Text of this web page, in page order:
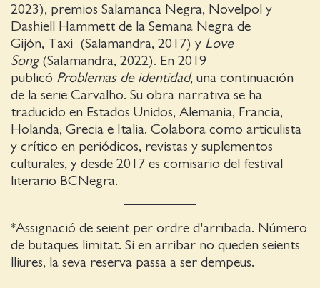
2023), premios Salamanca Negra, Novelpol y
Dashiell Hammett de la Semana Negra de
Gijón, Taxi (Salamandra, 2017) y Love
Song(Salamandra, 2022). En 2019
publicó Problemas de identidad, una continuación
de la serie Carvalho. Su obra narrativa se ha
traducido en Estados Unidos, Alemania, Francia,
Holanda, Grecia e Italia. Colabora como articulista
y crítico en periódicos, revistas y suplementos
culturales, y desde 2017 es comisario del festival
literario BCNegra.
*Assignació de seient per ordre d'arribada. Número
de butaques limitat. Si en arribar no queden seients
lliures, la seva reserva passa a ser dempeus.